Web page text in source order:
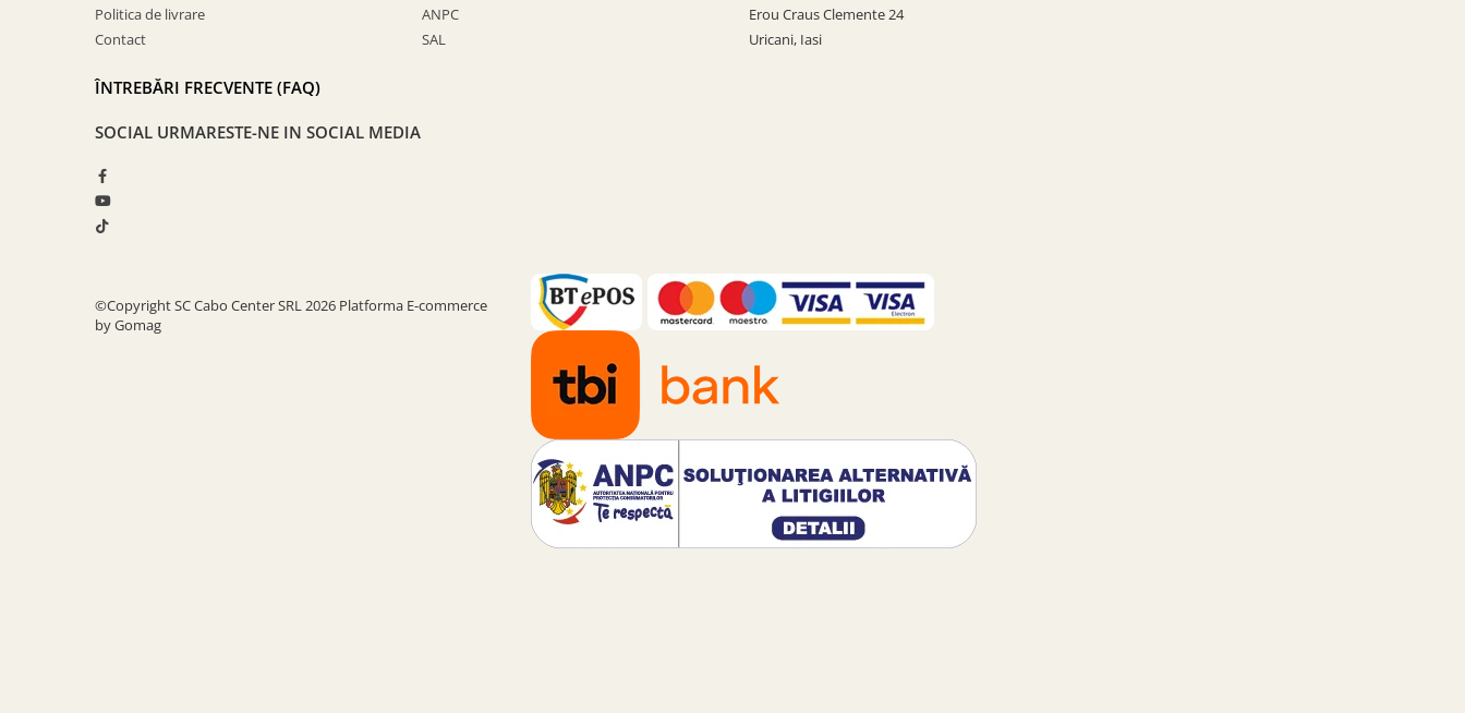
Politica de livrare
Contact
ÎNTREBĂRI FRECVENTE (FAQ)
ANPC
SAL
Erou Craus Clemente 24
Uricani, Iasi
SOCIAL URMARESTE-NE IN SOCIAL MEDIA
©Copyright SC Cabo Center SRL 2026 Platforma E-commerce
by Gomag